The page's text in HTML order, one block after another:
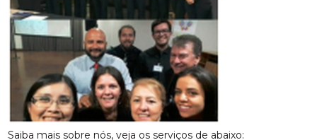
Saiba mais sobre nós, veja os serviços de abaixo: